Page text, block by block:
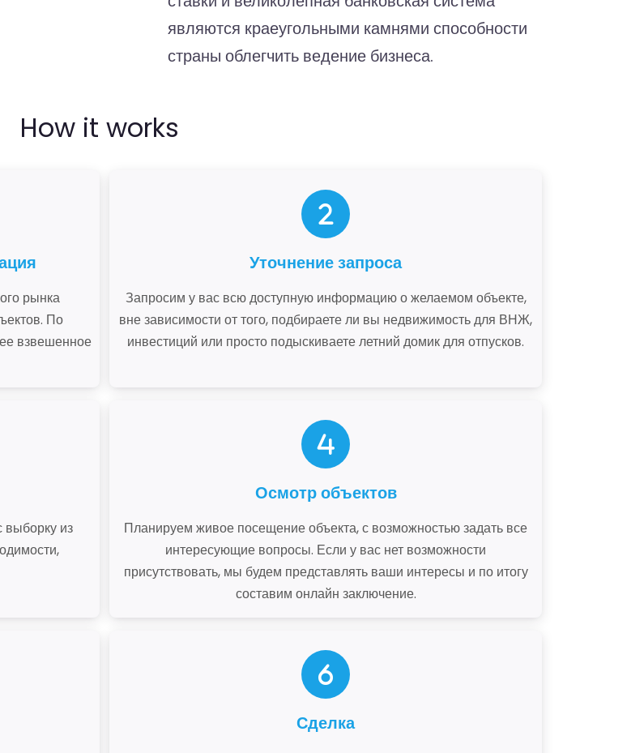
являются краеугольными камнями способности
страны облегчить ведение бизнеса.
How it works
рынка
По
взвешенное
Уточнение запроса
Запросим у вас всю доступную информацию о желаемом объекте,
вне зависимости от того, подбираете ли вы недвижимость для ВНЖ,
инвестиций или просто подыскиваете летний домик для отпусков.
выборку из
Осмотр объектов
Планируем живое посещение объекта, с возможностью задать все
интересующие вопросы. Если у вас нет возможности
присутствовать, мы будем представлять ваши интересы и по итогу
составим онлайн заключение.
Сделка